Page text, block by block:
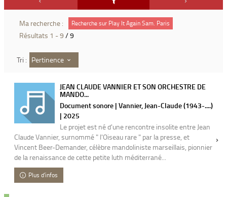
Ma recherche : Recherche sur Play It Again Sam. Paris
Résultats 1 -9 / 9
Tri : Pertinence
JEAN CLAUDE VANNIER ET SON ORCHESTRE DE
MANDO...
Document sonore | Vannier, Jean-Claude (1943-....)
| 2025
Le projet est né d'une rencontre insolite entre Jean
Claude Vannier, surnommé " l'Oiseau rare " par la presse, et
Vincent Beer-Demander, célèbre mandoliniste marseillais, pionnier
de la renaissance de cette petite luth méditerrané...
Plus d'infos